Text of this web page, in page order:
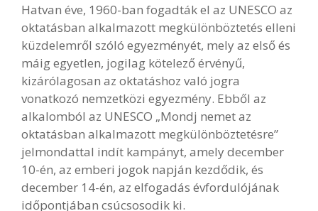
Hatvan éve, 1960-ban fogadták el az UNESCO az
oktatásban alkalmazott megkülönböztetés elleni
küzdelemről szóló egyezményét, mely az első és
máig egyetlen, jogilag kötelező érvényű,
kizárólagosan az oktatáshoz való jogra
vonatkozó nemzetközi egyezmény. Ebből az
alkalomból az UNESCO „Mondj nemet az
oktatásban alkalmazott megkülönböztetésre”
jelmondattal indít kampányt, amely december
10-én, az emberi jogok napján kezdődik, és
december 14-én, az elfogadás évfordulójának
időpontjában csúcsosodik ki.